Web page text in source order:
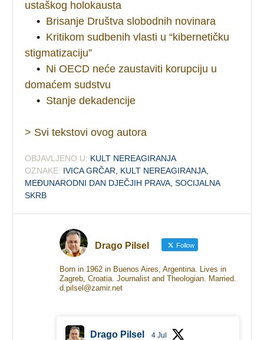
ustaškog holokausta
• Brisanje Društva slobodnih novinara
• Kritikom sudbenih vlasti u “kibernetičku
stigmatizaciju”
• Ni OECD neće zaustaviti korupciju u
domaćem sudstvu
• Stanje dekadencije
> Svi tekstovi ovog autora
OBJAVLJENO U: KULT NEREAGIRANJA
OZNAKE: IVICA GRČAR KULT NEREAGIRANJA
MEĐUNARODNI DAN DJEČJIH PRAVA ,SOCIJALNA
SKRB
Drago Pilsel Follow
Born in 1962 in Buenos Aires, Argentina. Lives in
Zagreb, Croatia. Journalist and Theologian. Married.
d.pilsel@zamir.net
Drago Pilsel 4 Jul